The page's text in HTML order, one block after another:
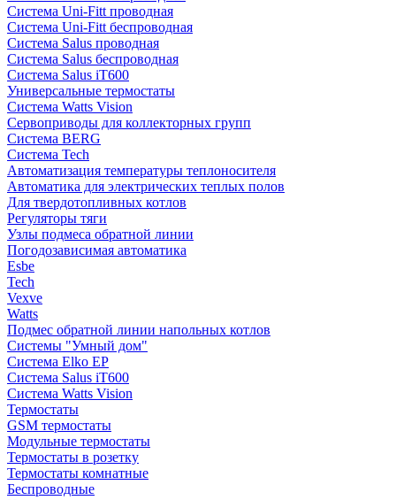
Система Uni-Fitt проводная
Система Uni-Fitt беспроводная
Система Salus проводная
Система Salus беспроводная
Система Salus iT600
Универсальные термостаты
Система Watts Vision
Сервоприводы для коллекторных групп
Система BERG
Система Tech
Автоматизация температуры теплоносителя
Автоматика для электрических теплых полов
Для твердотопливных котлов
Регуляторы тяги
Узлы подмеса обратной линии
Погодозависимая автоматика
Esbe
Tech
Vexve
Watts
Подмес обратной линии напольных котлов
Системы "Умный дом"
Система Elko EP
Система Salus iT600
Система Watts Vision
Термостаты
GSM термостаты
Модульные термостаты
Термостаты в розетку
Термостаты комнатные
Беспроводные